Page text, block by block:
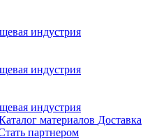
индустрия
индустрия
индустрия
материалов Доставка
партнером